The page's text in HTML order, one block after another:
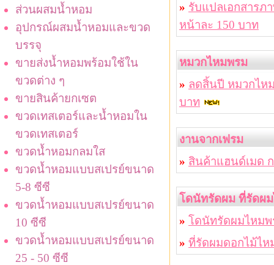
ส่วนผสมน้ำหอม
อุปกรณ์ผสมน้ำหอมและขวด
บรรจุ
ขายส่งน้ำหอมพร้อมใช้ใน
ขวดต่าง ๆ
ขายสินค้ายกเซต
ขวดเทสเตอร์และน้ำหอมใน
ขวดเทสเตอร์
ขวดน้ำหอมกลมใส
ขวดน้ำหอมแบบสเปรย์ขนาด
5-8 ซีซี
ขวดน้ำหอมแบบสเปรย์ขนาด
10 ซีซี
ขวดน้ำหอมแบบสเปรย์ขนาด
25 - 50 ซีซี
» รับแปลเอกสารภ
หน้าละ 150 บาท
หมวกไหมพรม
» ลดสิ้นปี หมวกไห
บาท
งานจากเฟรม
» สินค้าแฮนด์เมด
โดนัทรัดผม ที่รัดผ
» โดนัทรัดผมไหม
» ที่รัดผมดอกไม้ไ